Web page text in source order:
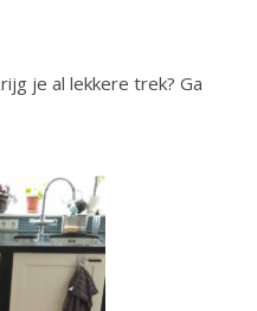
je al lekkere trek? Ga